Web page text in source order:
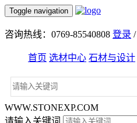
Toggle navigation
咨询热线：0769-85540808 登录 /
首页 选材中心 石材与设计
WWW.STONEXP.COM
请输入关键词